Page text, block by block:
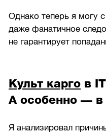
Однако теперь я могу
даже фанатичное
не гарантирует
Культ карго в
А особенно — в
Я анализировал